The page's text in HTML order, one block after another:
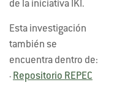
de la iniciativa IKI.
Esta investigación
también se
encuentra dentro de:
- Repositorio REPEC